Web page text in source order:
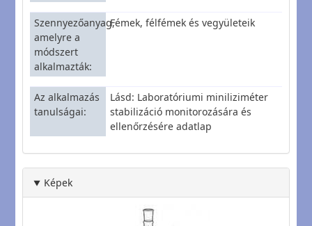
Szennyezőanyag,
amelyre a
módszert
alkalmazták
Fémek, félfémek és vegyületeik
Az alkalmazás
tanulságai
Lásd: Laboratóriumi miniliziméter
stabilizáció monitorozására és
ellenőrzésére adatlap
Képek